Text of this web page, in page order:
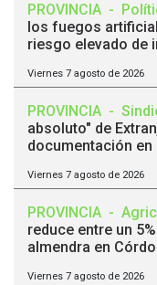
PROVINCIA -
los fuegos
riesgo elevado de
Viernes 7 agosto de 2026
PROVINCIA -
absoluto" de
documentación en
Viernes 7 agosto de 2026
PROVINCIA -
reduce entre un
almendra en
Viernes 7 agosto de 2026